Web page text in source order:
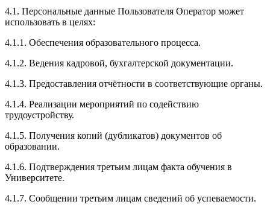
4.1. Персональные данные Пользователя Оператор может
использовать в целях:
4.1.1. Обеспечения образовательного процесса.
4.1.2. Ведения кадровой, бухгалтерской документации.
4.1.3. Предоставления отчётности в соответствующие органы.
4.1.4. Реализации мероприятий по содействию
трудоустройству.
4.1.5. Получения копий (дубликатов) документов об
образовании.
4.1.6. Подтверждения третьим лицам факта обучения в
Университете.
4.1.7. Сообщении третьим лицам сведений об успеваемости.